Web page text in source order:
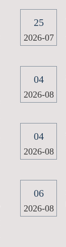
25
2026-07
04
2026-08
04
2026-08
06
2026-08